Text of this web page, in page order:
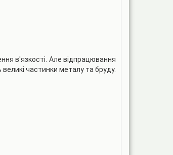
в'язкості. Але відпрацювання
частинки металу та бруду.